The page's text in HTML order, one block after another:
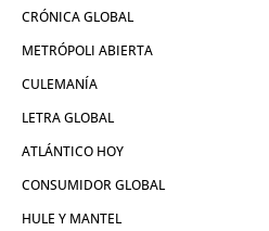
CRÓNICA GLOBAL
METRÓPOLI ABIERTA
CULEMANÍA
LETRA GLOBAL
ATLÁNTICO HOY
CONSUMIDOR GLOBAL
HULE Y MANTEL